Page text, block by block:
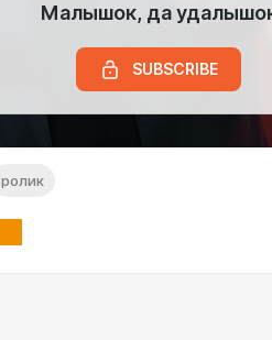
Малышок, да
SUBSCRIBE
ролик